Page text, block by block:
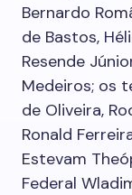
Bernardo
de Bastos,
Resende
Medeiros; os
de Oliveira,
Ronald
Estevam
Federal